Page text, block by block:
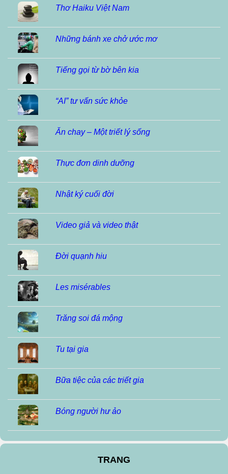
Thơ Haiku Việt Nam
Những bánh xe chở ước mơ
Tiếng gọi từ bờ bên kia
“AI” tư vấn sức khỏe
Ăn chay – Một triết lý sống
Thực đơn dinh dưỡng
Nhật ký cuối đời
Video giả và video thật
Đời quạnh hiu
Les misérables
Trăng soi đá mộng
Tu tại gia
Bữa tiệc của các triết gia
Bóng người hư ảo
TRANG